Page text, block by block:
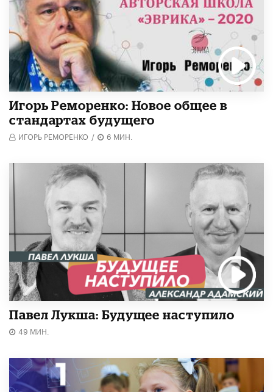
Игорь Реморенко: Новое общее в
стандартах будущего
ИГОРЬ РЕМОРЕНКО / 6 МИН.
Павел Лукша: Будущее наступило
49 МИН.